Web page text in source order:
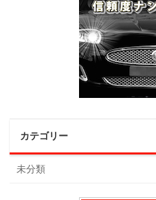
カテゴリー
未分類